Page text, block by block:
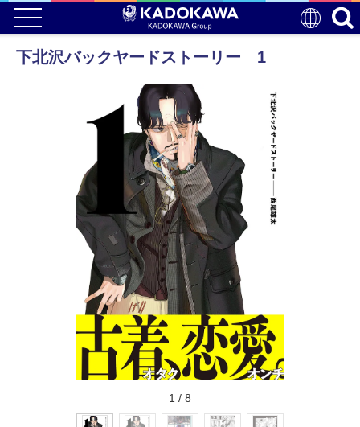
下北沢バックヤードストーリー 1
1 / 8